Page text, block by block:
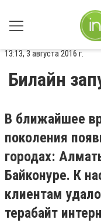
13:13, 3 августа 2016 г.
Билайн
В ближайшее
поколения
городах:
Байконуре. К
клиентам
терабайт